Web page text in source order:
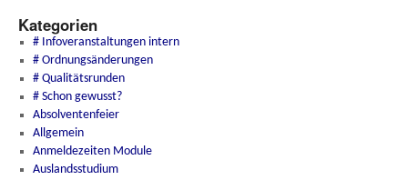
Kategorien
# Infoveranstaltungen intern
# Ordnungsänderungen
# Qualitätsrunden
# Schon gewusst?
Absolventenfeier
Allgemein
Anmeldezeiten Module
Auslandsstudium